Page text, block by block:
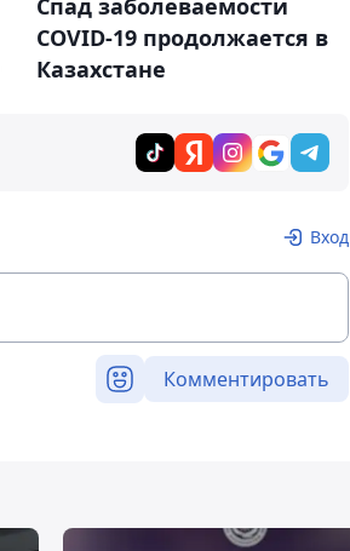
Спад заболеваемости
COVID-19 продолжается в
Казахстане
Вход
Комментировать